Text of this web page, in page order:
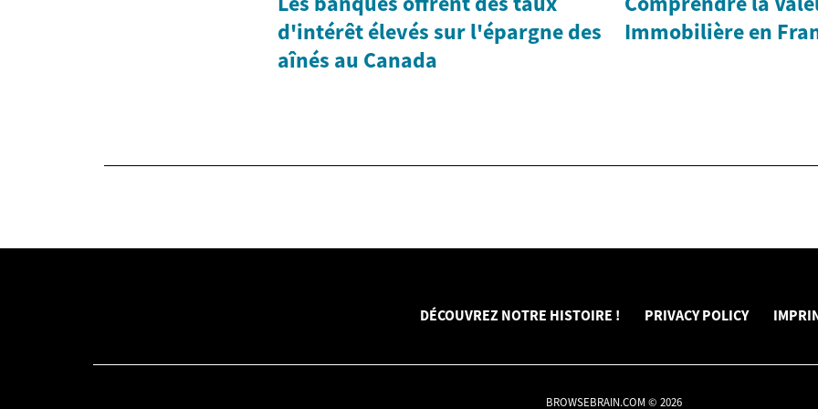
d'intérêt élevés sur l'épargne des
aînés au Canada
Immobilière en
DÉCOUVREZ NOTRE HISTOIRE ! PRIVACY POLICY
BROWSEBRAIN.COM © 2026